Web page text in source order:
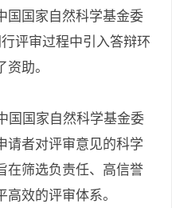
国国家自然科学基金委
评审过程中引入答辩环
助。
国国家自然科学基金委
请者对评审意见的科学
在筛选负责任、高信誉
效的评审体系。